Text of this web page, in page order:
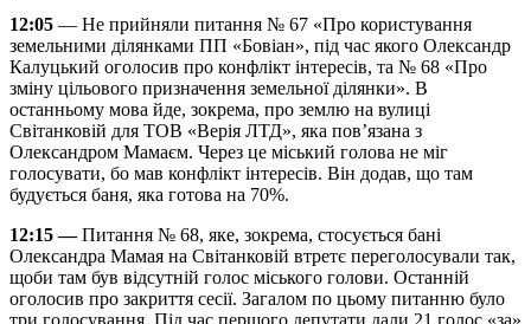
12:05 — Не прийняли питання № 67 «Про користування
земельними ділянками ПП «Бовіан», під час якого Олександр
Калуцький оголосив про конфлікт інтересів, та № 68 «Про
зміну цільового призначення земельної ділянки». В
останньому мова йде, зокрема, про землю на вулиці
Світанковій для ТОВ «Верія ЛТД», яка пов’язана з
Олександром Мамаєм. Через це міський голова не міг
голосувати, бо мав конфлікт інтересів. Він додав, що там
будується баня, яка готова на 70%.
12:15 —Питання № 68, яке, зокрема, стосується бані
Олександра Мамая на Світанковій втретє переголосували так,
щоби там був відсутній голос міського голови. Останній
оголосив про закриття сесії. Загалом по цьому питанню було
три голосування. Під час першого депутати дали 21 голос «за»